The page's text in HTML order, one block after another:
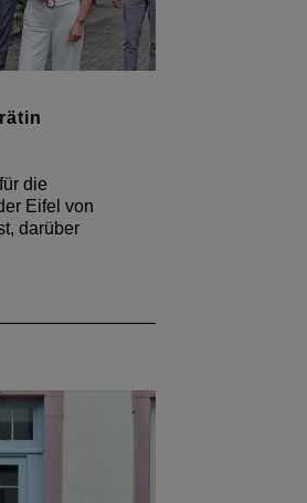
die
Eifel von
darüber